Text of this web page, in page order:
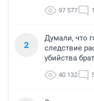
97 577
2
Думали, что
следствие
убийства
40 132